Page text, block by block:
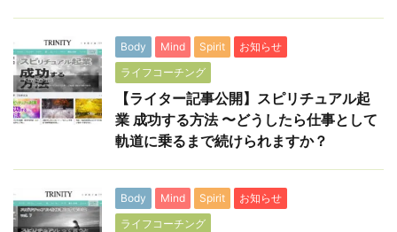
Body Mind Spirit
お知らせ
ライフコーチング
【ライター記事公開】スピリチュアル起
業 成功する方法 〜どうしたら仕事として
軌道に乗るまで続けられますか？
Body Mind Spirit
お知らせ
ライフコーチング